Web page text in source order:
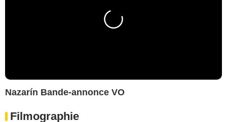
Nazarín Bande-annonce VO
Filmographie